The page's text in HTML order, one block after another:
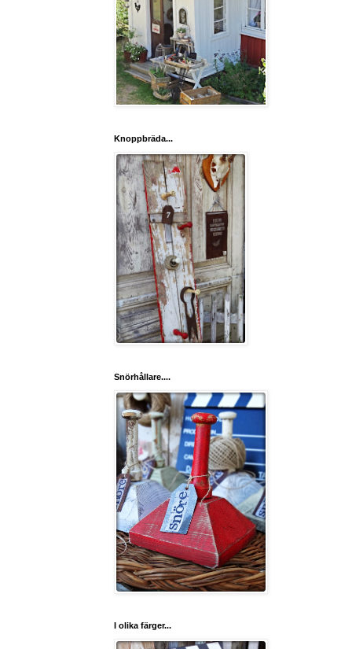
Knoppbräda...
Snörhållare....
I olika färger...